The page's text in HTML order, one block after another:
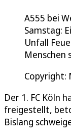
A555 bei
Samstag:
Unfall
Menschen
Copyright:
Der 1. FC Köln
freigestellt,
Bislang